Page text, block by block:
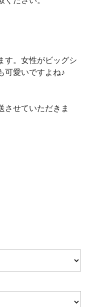
す。女性がビッグシ
可愛いですよね♪
させていただきま